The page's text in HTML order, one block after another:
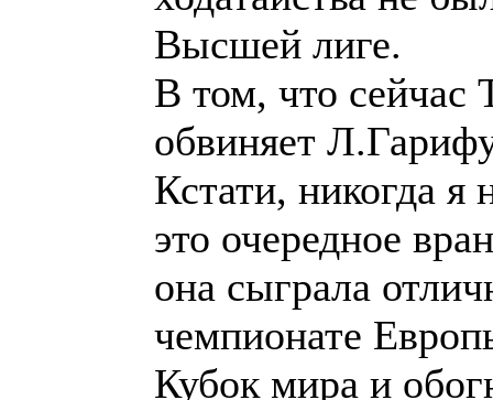
Высшей лиге.
В том, что сейчас
обвиняет
Кстати, никогда
это очередное
она сыграла
чемпионате
Кубок мира и